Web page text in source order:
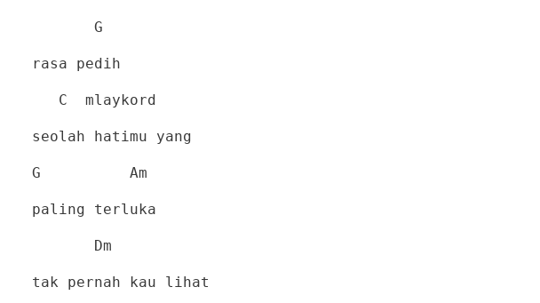
G
rasa pedih
C mlaykord
seolah hatimu yang
G Am
paling terluka
Dm
tak pernah kau lihat